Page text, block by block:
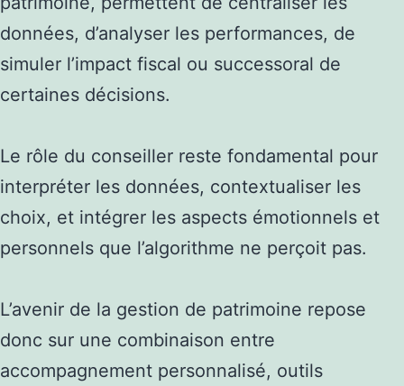
données, d’analyser les performances, de
simuler l’impact fiscal ou successoral de
certaines décisions.
Le rôle du conseiller reste fondamental pour
interpréter les données, contextualiser les
choix, et intégrer les aspects émotionnels et
personnels que l’algorithme ne perçoit pas.
L’avenir de la gestion de patrimoine repose
donc sur une combinaison entre
accompagnement personnalisé, outils